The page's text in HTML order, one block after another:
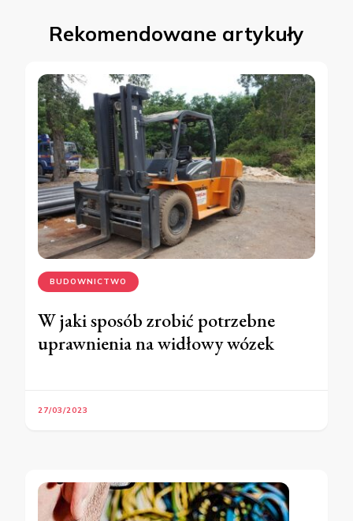
Rekomendowane artykuły
BUDOWNICTWO
W jaki sposób zrobić potrzebne
uprawnienia na widłowy wózek
27/03/2023